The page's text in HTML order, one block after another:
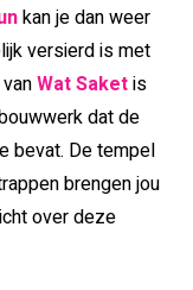
kan je dan weer
versierd is met
Wat Saketis
dat de
bevat. De tempel
brengen jou
over deze